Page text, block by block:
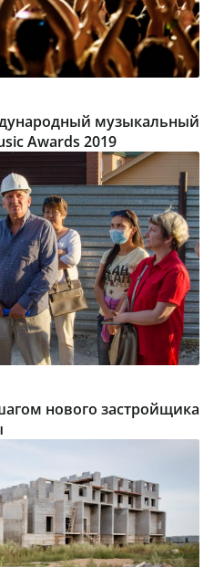
музыкальный
Awards 2019
нового застройщика